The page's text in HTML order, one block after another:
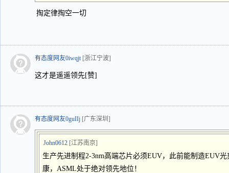
掏定律掏空一切
有态度网友0iwqjt [浙江宁波]
这才是遥遥领先[赞]
有态度网友0guIIj [广东深圳]
John0612 [江苏南京]
生产先进制程2-3nm高端芯片必须EUV，此前能制造EUV
康，ASML处于绝对领先地位！